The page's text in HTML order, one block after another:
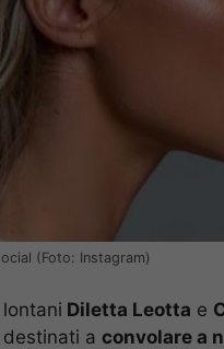
(Foto: Instagram)
Diletta Leotta e
a convolare a